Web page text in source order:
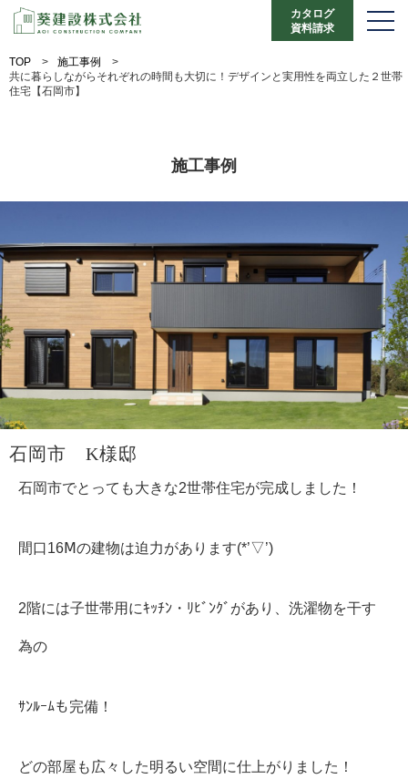
カタログ
資料請求
TOP > 施工事例
>
共に暮らしながらそれぞれの時間も大切に！デザインと実用性を両立した２世帯
住宅【石岡市】
施工事例
石岡市 K様邸
石岡市でとっても大きな2世帯住宅が完成しました！
間口16Ⅿの建物は迫力があります(*’▽’)
2階には子世帯用にｷｯﾁﾝ・ﾘﾋﾞﾝｸﾞがあり、洗濯物を干す
為の
ｻﾝﾙｰﾑも完備！
どの部屋も広々した明るい空間に仕上がりました！